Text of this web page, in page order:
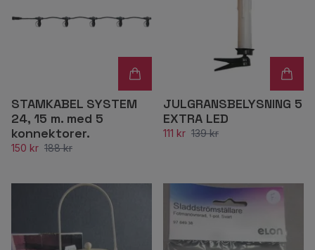
STAMKABEL SYSTEM
24, 15 m. med 5
konnektorer.
150 kr 188 kr
JULGRANSBELYSNING 5
EXTRA LED
111 kr 139 kr